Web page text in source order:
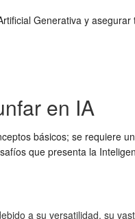
Generativa y
en IA
básicos; se requiere
que presenta la
a su versatilidad, su